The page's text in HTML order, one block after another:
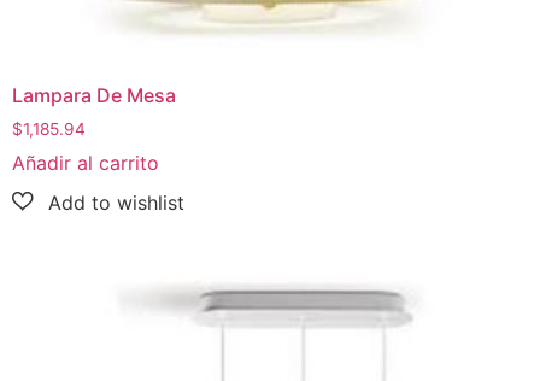
Lampara De Mesa
$1,185.94
Añadir al carrito